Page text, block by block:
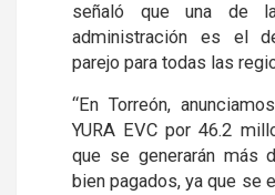
señaló que una de
administración es el
parejo para todas las
“En Torreón,
YURA EVC por 46.2
que se generarán más
bien pagados, ya que se